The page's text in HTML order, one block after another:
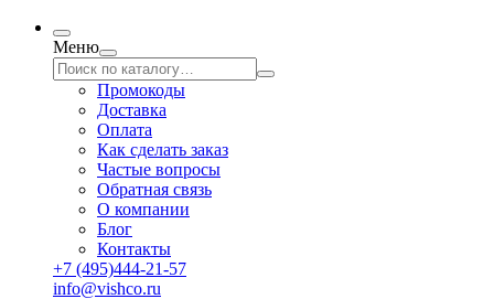
Меню
Промокоды
Доставка
Оплата
Как сделать заказ
Частые вопросы
Обратная связь
О компании
Блог
Контакты
+7 (495)444-21-57
info@vishco.ru